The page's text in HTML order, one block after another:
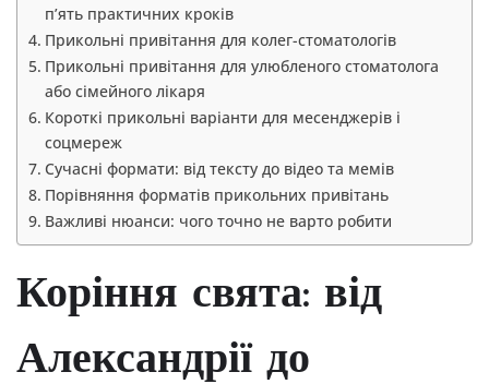
п’ять практичних кроків
Прикольні привітання для колег-стоматологів
Прикольні привітання для улюбленого стоматолога
або сімейного лікаря
Короткі прикольні варіанти для месенджерів і
соцмереж
Сучасні формати: від тексту до відео та мемів
Порівняння форматів прикольних привітань
Важливі нюанси: чого точно не варто робити
Коріння свята: від
Александрії до